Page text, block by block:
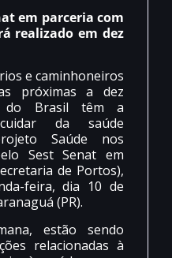
em parceria com
realizado em dez
e caminhoneiros
próximas a dez
do Brasil têm a
da saúde
Saúde nos
Sest Senat em
de Portos),
feira, dia 10 de
(PR).
estão sendo
relacionadas à